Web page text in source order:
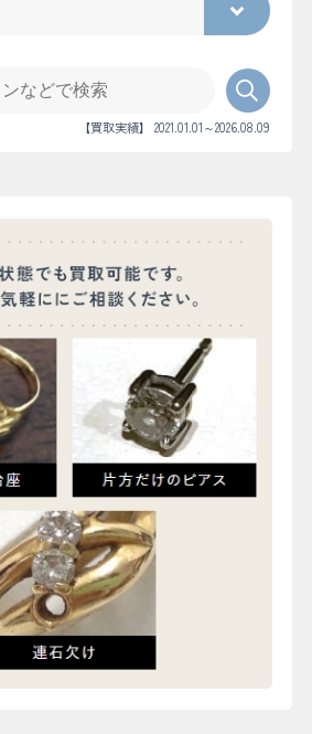
【買取実績】 2021.01.01～2026.08.09